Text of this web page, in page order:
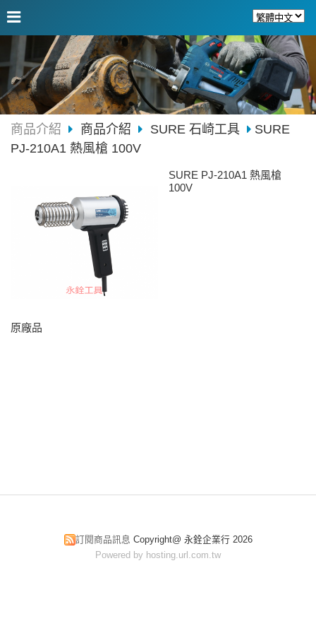
商品介紹 商品介紹 SURE 石崎工具
SURE
PJ-210A1 熱風槍 100V
SURE PJ-210A1 熱風槍
100V
原廠品
訂閱商品訊息 Copyright@ 永銓企業行 2026
Powered by hosting.url.com.tw